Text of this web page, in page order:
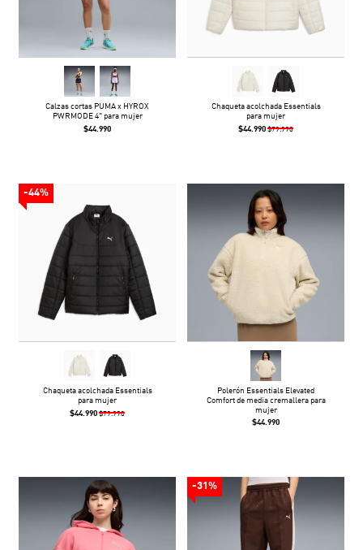
Calzas cortas PUMA x HYROX
PWRMODE 4" para mujer
$44.990
Chaqueta acolchada Essentials
para mujer
$44.990 $79.990
-44%
Chaqueta acolchada Essentials
para mujer
$44.990 $79.990
Polerón Essentials Elevated
Comfort de media cremallera para
mujer
$44.990
-31%